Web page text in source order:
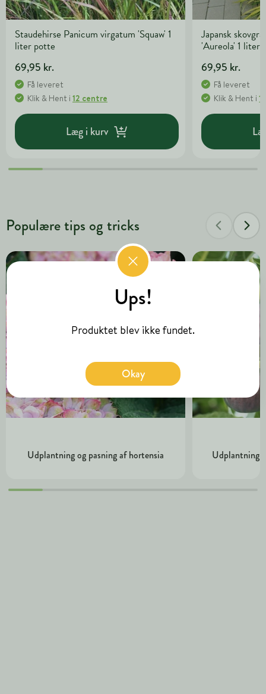
Staudehirse Panicum virgatum 'Squaw' 1
liter potte
69,95 kr.
Få leveret
Klik & Hent i 12 centre
Læg i kurv
Japansk
'Aureola' 1 liter
69,95 kr.
Få leveret
Klik & Hent i
Populære tips og tricks
Udplantning og pasning af hortensia Udplantning
Ups!
Produktet blev ikke fundet.
Okay